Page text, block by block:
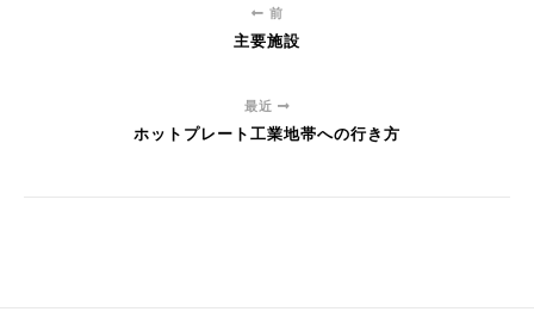
前
主要施設
最近
ホットプレート工業地帯への行き方